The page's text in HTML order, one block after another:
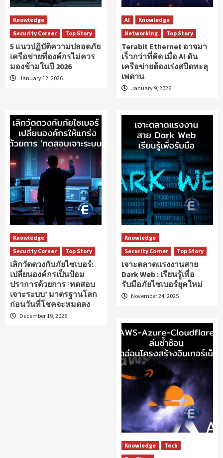
Knowledge
Security Corner
Top Story
5 แนวปฏิบัติความปลอดภัย
เครือข่ายที่องค์กรไม่ควร
มองข้ามในปี 2026
January 12, 2026
AI
Knowledge
Networking
Top Story
Terabit Ethernet อาจมา
เร็วกว่าที่คิด เมื่อ AI ดัน
เครือข่ายต้องเร่งสปีดทะลุ
เพดาน
January 9, 2026
Knowledge
Security Corner
Top Story
เลิกวัดดวงกับภัยไซเบอร์:
เปลี่ยนองค์กรเป็นป้อม
ปราการด้วยการ ‘ทดสอบ
เจาะระบบ’ มาตรฐานโลก
ก่อนวันที่โชคจะหมดลง
December 19, 2025
Knowledge
Security Corner
Top Story
เจาะตลาดแรงงานสาย
Dark Web : เรียนรู้เพื่อ
รับมือภัยไซเบอร์ยุคใหม่
November 24, 2025
Knowledge
Tech